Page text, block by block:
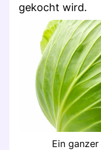
gekocht wird.
Ein